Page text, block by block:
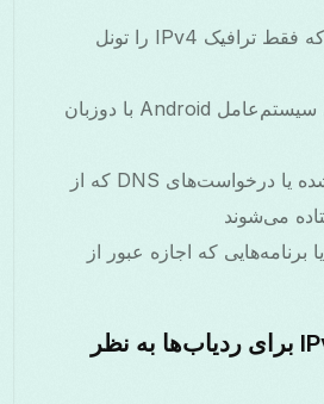
کلاینت‌های VPN که فقط ترافیک IPv4 را تونل
رفتار شبکه‌گذاری سیستم‌عامل Android با دوزبان
DNS پیکربندی نشده یا درخواست‌های DNS که از
Split-tunneling یا برنامه‌هایی که اجازه عبور از
چگونه یک نشت IPv6 برای ردیاب‌ها به نظر